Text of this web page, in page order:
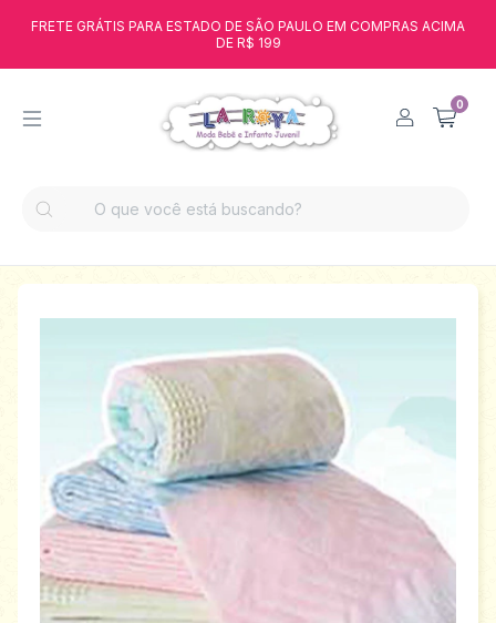
FRETE GRÁTIS PARA ESTADO DE SÃO PAULO EM COMPRAS ACIMA
DE R$ 199
0